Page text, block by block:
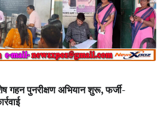
गहन पुनरीक्षण अभियान शुरू, फर्जी-